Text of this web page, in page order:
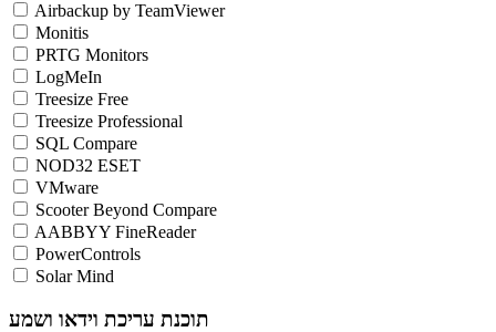
Airbackup by TeamViewer
Monitis
PRTG Monitors
LogMeIn
Treesize Free
Treesize Professional
SQL Compare
NOD32 ESET
VMware
Scooter Beyond Compare
AABBYY FineReader
PowerControls
Solar Mind
תוכנת עריכת וידאו ושמע